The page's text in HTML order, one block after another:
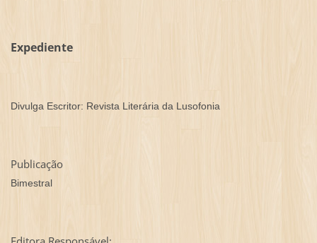
Expediente
Divulga Escritor: Revista Literária da Lusofonia
Publicação
Bimestral